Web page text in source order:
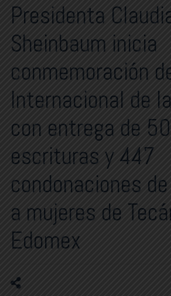
Presidenta
Sheinbaum inicia
conmemoración
Internacional de
con entrega de
escrituras y 447
condonaciones
a mujeres de
Edomex